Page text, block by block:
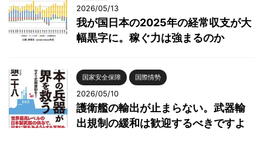
2026/05/13
我が国日本の2025年の経常収支が大
幅黒字に。稼ぐ力は強まるのか
国家安全保障 国際情勢
2026/05/10
護衛艦の輸出が止まらない。武器輸
出規制の緩和は歓迎するべきですよ